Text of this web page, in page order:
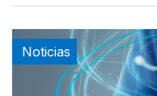
Noticias